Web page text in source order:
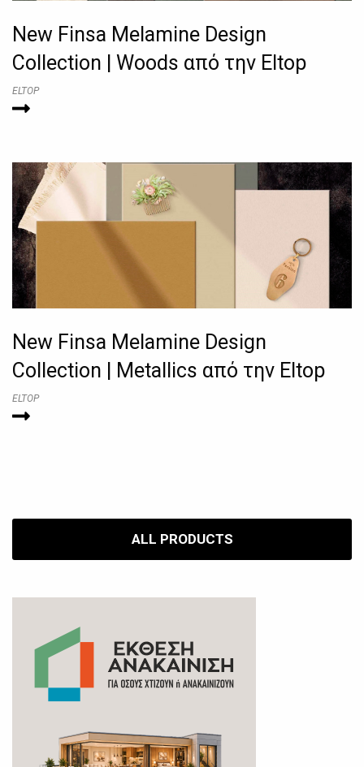
New Finsa Melamine Design
Collection | Woods από την Eltop
ELTOP
New Finsa Melamine Design
Collection | Metallics από την Eltop
ELTOP
ALL PRODUCTS